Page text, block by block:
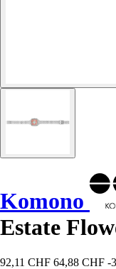
Komono
Estate
92,11 CHF 64,88 CHF -